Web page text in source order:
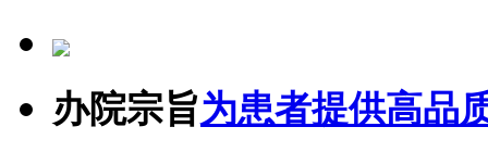
办院宗旨为患者提供高品